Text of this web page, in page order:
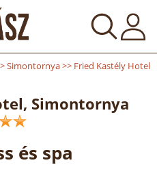
Simontornya>> Fried Kastély Hotel
Simontornya
és spa